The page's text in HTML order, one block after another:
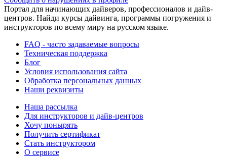
Портал для начинающих дайверов, профессионалов и дайв-
центров. Найди курсы дайвинга, программы погружения и
инструкторов по всему миру на русском языке.
FAQ - часто задаваемые вопросы
Техническая поддержка
Блог
Условия использования сайта
Обработка персональных данных
Наши реквизиты
Наша рассылка
Для инструкторов и дайв-центров
Хочу понырять
Получить сертификат
Стать инструктором
О сервисе